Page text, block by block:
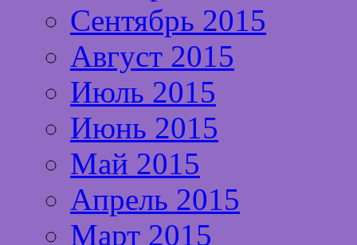
Сентябрь 2015
Август 2015
Июль 2015
Июнь 2015
Май 2015
Апрель 2015
Март 2015